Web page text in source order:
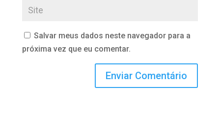
Salvar meus dados neste navegador para a
próxima vez que eu comentar.